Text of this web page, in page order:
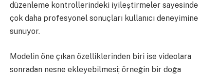
düzenleme kontrollerindeki iyileştirmeler sayesinde
çok daha profesyonel sonuçları kullanıcı deneyimine
sunuyor.
Modelin öne çıkan özelliklerinden biri ise videolara
sonradan nesne ekleyebilmesi; örneğin bir doğa